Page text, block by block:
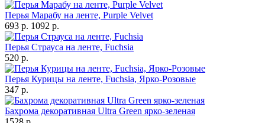
Перья Марабу на ленте, Purple Velvet
693 р. 1092 р.
Перья Страуса на ленте, Fuchsia
520 р.
Перья Курицы на ленте, Fuchsia, Ярко-Розовые
347 р.
Бахрома декоративная Ultra Green ярко-зеленая